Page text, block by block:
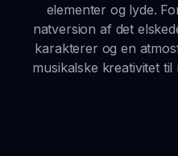
elementer og lyde.
natversion af det
karakterer og en
musikalske kreativitet